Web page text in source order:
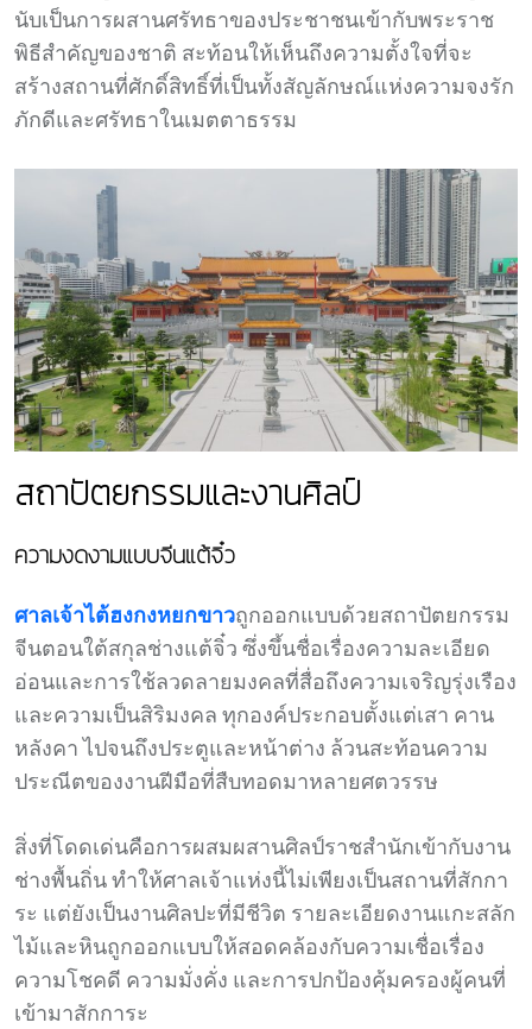
นับเป็นการผสานศรัทธาของประชาชนเข้ากับพระราช
พิธีสำคัญของชาติ สะท้อนให้เห็นถึงความตั้งใจที่จะ
สร้างสถานที่ศักดิ์สิทธิ์ที่เป็นทั้งสัญลักษณ์แห่งความจงรัก
ภักดีและศรัทธาในเมตตาธรรม
สถาปัตยกรรมและงานศิลป์
ความงดงามแบบจีนแต้จิ๋ว
ศาลเจ้าไต้ฮงกงหยกขาวถูกออกแบบด้วยสถาปัตยกรรม
จีนตอนใต้สกุลช่างแต้จิ๋ว ซึ่งขึ้นชื่อเรื่องความละเอียด
อ่อนและการใช้ลวดลายมงคลที่สื่อถึงความเจริญรุ่งเรือง
และความเป็นสิริมงคล ทุกองค์ประกอบตั้งแต่เสา คาน
หลังคา ไปจนถึงประตูและหน้าต่าง ล้วนสะท้อนความ
ประณีตของงานฝีมือที่สืบทอดมาหลายศตวรรษ
สิ่งที่โดดเด่นคือการผสมผสานศิลป์ราชสำนักเข้ากับงาน
ช่างพื้นถิ่น ทำให้ศาลเจ้าแห่งนี้ไม่เพียงเป็นสถานที่สักกา
ระ แต่ยังเป็นงานศิลปะที่มีชีวิต รายละเอียดงานแกะสลัก
ไม้และหินถูกออกแบบให้สอดคล้องกับความเชื่อเรื่อง
ความโชคดี ความมั่งคั่ง และการปกป้องคุ้มครองผู้คนที่
เข้ามาสักการะ